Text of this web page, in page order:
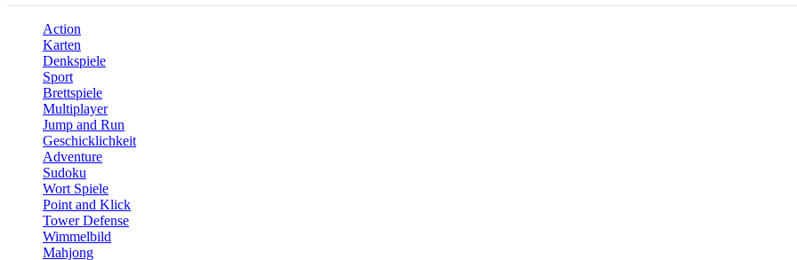
Action
Karten
Denkspiele
Sport
Brettspiele
Multiplayer
Jump and Run
Geschicklichkeit
Adventure
Sudoku
Wort Spiele
Point and Klick
Tower Defense
Wimmelbild
Mahjong